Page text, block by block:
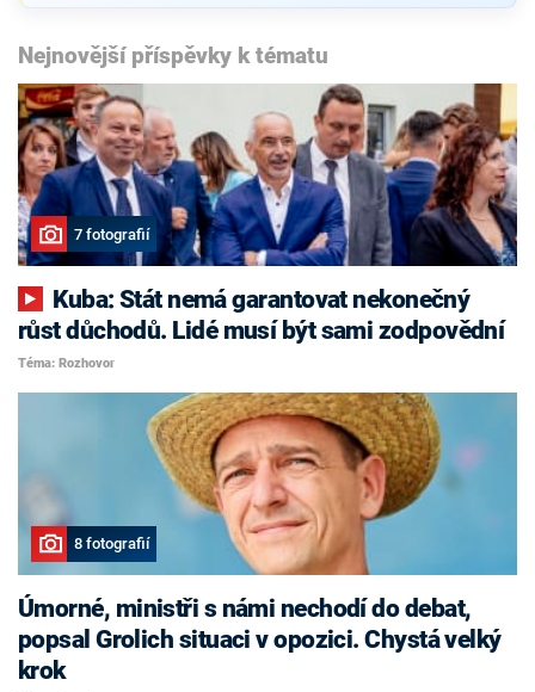
Nejnovější příspěvky k tématu
7 fotografií
růst důchodů. Lidé musí být sami zodpovědní
Téma: Rozhovor
8 fotografií
Úmorné, ministři s námi nechodí do debat,
popsal Grolich situaci v opozici. Chystá velký
krok